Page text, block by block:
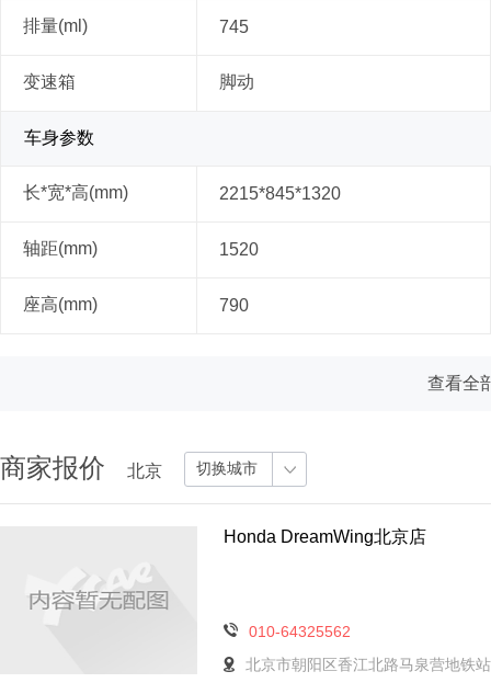
排量(ml) 745
变速箱 脚动
车身参数
长*宽*高(mm) 2215*845*1320
轴距(mm) 1520
座高(mm) 790
查看全
商家报价 北京 切换城市
Honda DreamWing北京店
010-64325562
北京市朝阳区香江北路马泉营地铁